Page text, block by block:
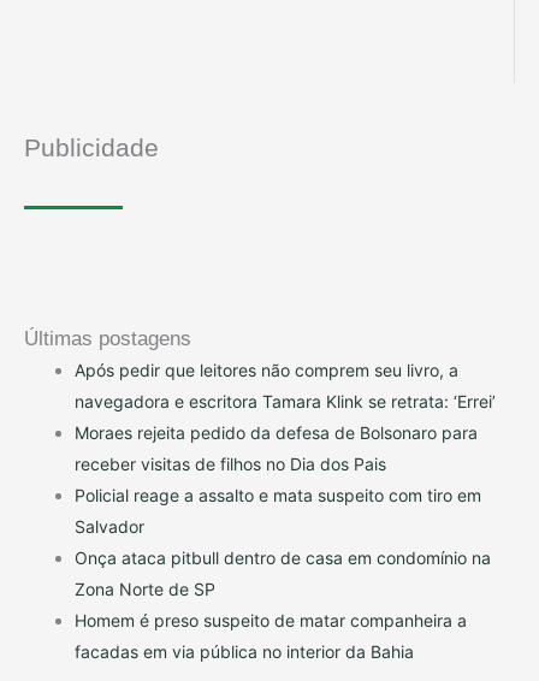
Publicidade
Últimas postagens
Após pedir que leitores não comprem seu livro, a
navegadora e escritora Tamara Klink se retrata: ‘Errei’
Moraes rejeita pedido da defesa de Bolsonaro para
receber visitas de filhos no Dia dos Pais
Policial reage a assalto e mata suspeito com tiro em
Salvador
Onça ataca pitbull dentro de casa em condomínio na
Zona Norte de SP
Homem é preso suspeito de matar companheira a
facadas em via pública no interior da Bahia